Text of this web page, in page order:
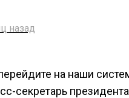
назад
на наши
секретарь